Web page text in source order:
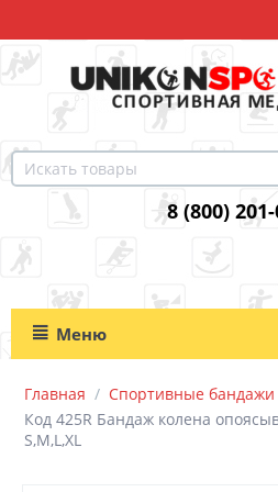
8 (800)
Меню
Главная / Спортивные бандажи
Код 425R Бандаж колена
S,M,L,XL